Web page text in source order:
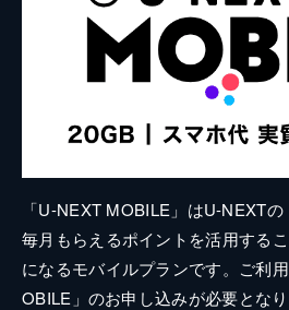
「U-NEXT MOBILE」はU-NEXT
毎月もらえるポイントを活用する
になるモバイルプランです。ご利
OBILE」のお申し込みが必要となり